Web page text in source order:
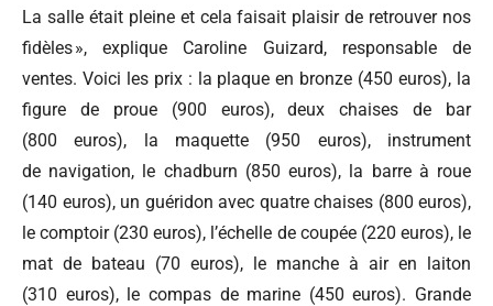
La salle était pleine et cela faisait plaisir de retrouver nos
fidèles », explique Caroline Guizard, responsable de
ventes. Voici les prix : la plaque en bronze (450 euros), la
figure de proue (900 euros), deux chaises de bar
(800 euros), la maquette (950 euros), instrument
de navigation, le chadburn (850 euros), la barre à roue
(140 euros), un guéridon avec quatre chaises (800 euros),
le comptoir (230 euros), l’échelle de coupée (220 euros), le
mat de bateau (70 euros), le manche à air en laiton
(310 euros), le compas de marine (450 euros). Grande